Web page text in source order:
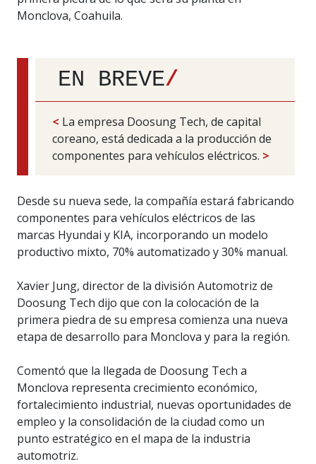
Monclova, Coahuila.
EN BREVE/
< La empresa Doosung Tech, de capital
coreano, está dedicada a la producción de
componentes para vehículos eléctricos. >
Desde su nueva sede, la compañía estará fabricando
componentes para vehículos eléctricos de las
marcas Hyundai y KIA, incorporando un modelo
productivo mixto, 70% automatizado y 30% manual.
Xavier Jung, director de la división Automotriz de
Doosung Tech dijo que con la colocación de la
primera piedra de su empresa comienza una nueva
etapa de desarrollo para Monclova y para la región.
Comentó que la llegada de Doosung Tech a
Monclova representa crecimiento económico,
fortalecimiento industrial, nuevas oportunidades de
empleo y la consolidación de la ciudad como un
punto estratégico en el mapa de la industria
automotriz.